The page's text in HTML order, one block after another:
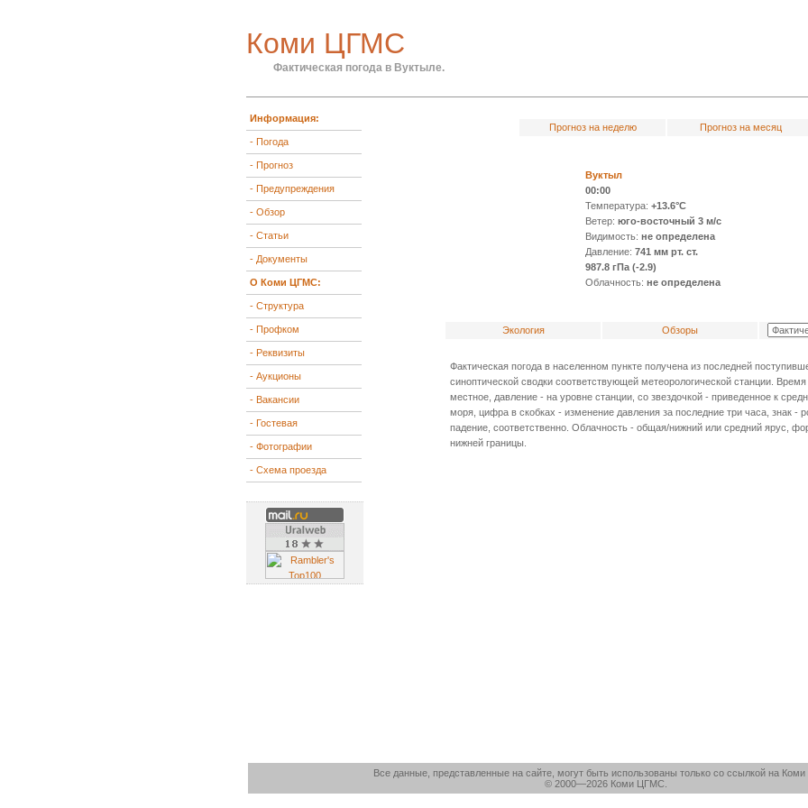
Коми ЦГМС
Фактическая погода в Вуктыле.
Информация:
- Погода
- Прогноз
- Предупреждения
- Обзор
- Статьи
- Документы
О Коми ЦГМС:
- Структура
- Профком
- Реквизиты
- Аукционы
- Вакансии
- Гостевая
- Фотографии
- Схема проезда
Прогноз на неделю Прогноз на месяц
Вуктыл
00:00
Температура: +13.6°C
Ветер: юго-восточный 3 м/с
Видимость: не определена
Давление: 741 мм рт. ст.
987.8 гПа (-2.9)
Облачность: не определена
Экология Обзоры
Фактическая погода в населенном пункте получена из последней
синоптической сводки соответствующей метеорологической станции. Время
местное, давление - на уровне станции, со звездочкой - приведенное к
моря, цифра в скобках - изменение давления за последние три часа, знак -
падение, соответственно. Облачность - общая/нижний или средний ярус,
нижней границы.
Все данные, представленные на сайте, могут быть использованы только со ссылкой на
© 2000—2026 Коми ЦГМС.